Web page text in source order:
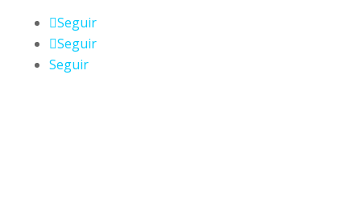
Seguir
Seguir
Seguir